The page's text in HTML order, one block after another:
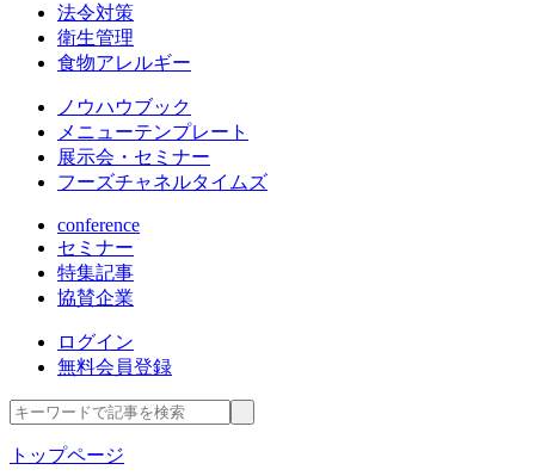
法令対策
衛生管理
食物アレルギー
ノウハウブック
メニューテンプレート
展示会・セミナー
フーズチャネルタイムズ
conference
セミナー
特集記事
協賛企業
ログイン
無料会員登録
トップページ